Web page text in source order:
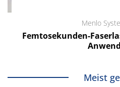
Menlo
Femtosekunden-
Meist